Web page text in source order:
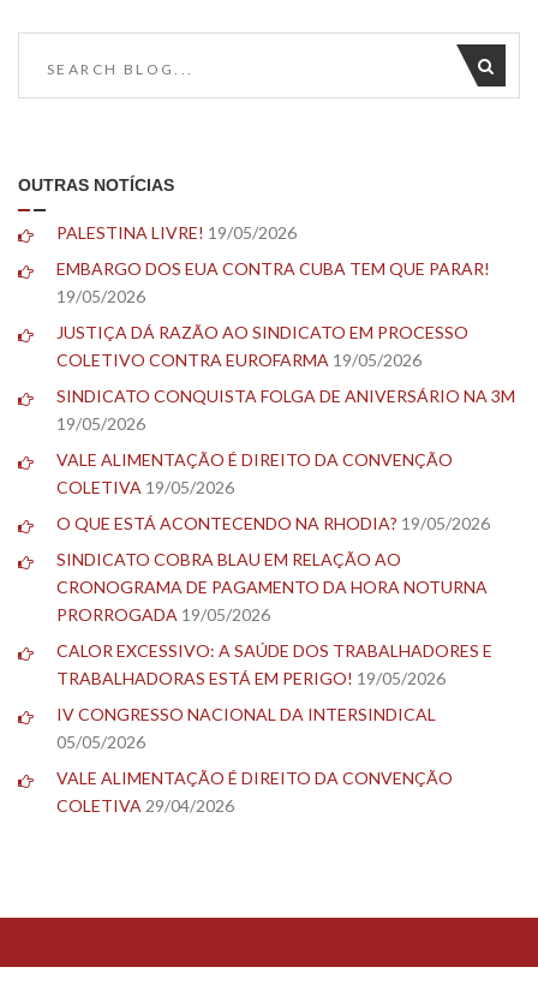
OUTRAS NOTÍCIAS
PALESTINA LIVRE! 19/05/2026
EMBARGO DOS EUA CONTRA CUBA TEM QUE PARAR!
19/05/2026
JUSTIÇA DÁ RAZÃO AO SINDICATO EM PROCESSO
COLETIVO CONTRA EUROFARMA 19/05/2026
SINDICATO CONQUISTA FOLGA DE ANIVERSÁRIO NA 3M
19/05/2026
VALE ALIMENTAÇÃO É DIREITO DA CONVENÇÃO
COLETIVA 19/05/2026
O QUE ESTÁ ACONTECENDO NA RHODIA? 19/05/2026
SINDICATO COBRA BLAU EM RELAÇÃO AO
CRONOGRAMA DE PAGAMENTO DA HORA NOTURNA
PRORROGADA 19/05/2026
CALOR EXCESSIVO: A SAÚDE DOS TRABALHADORES E
TRABALHADORAS ESTÁ EM PERIGO! 19/05/2026
IV CONGRESSO NACIONAL DA INTERSINDICAL
05/05/2026
VALE ALIMENTAÇÃO É DIREITO DA CONVENÇÃO
COLETIVA 29/04/2026
TESTE